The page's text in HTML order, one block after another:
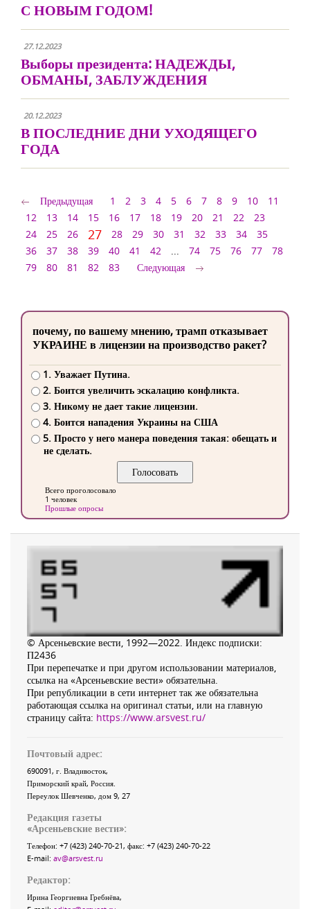
С НОВЫМ ГОДОМ!
27.12.2023
Выборы президента: НАДЕЖДЫ,
ОБМАНЫ, ЗАБЛУЖДЕНИЯ
20.12.2023
В ПОСЛЕДНИЕ ДНИ УХОДЯЩЕГО
ГОДА
Предыдущая 1 2 3 4 5 6 7 8 9 10
11
12
13 14 15 16 17 18 19 20 21 22
23
24
25 26 27 28 29 30 31 32 33 34
35
36
37 38 39 40 41 42 ... 74 75 76 77
78
79
80 81 82 83 Следующая
почему, по вашему мнению, трамп отказывает
УКРАИНЕ в лицензии на производство ракет?
1. Уважает Путина.
2. Боится увеличить эскалацию конфликта.
3. Никому не дает такие лицензии.
4. Боится нападения Украины на США
5. Просто у него манера поведения такая: обещать и
не сделать.
Всего проголосовало
1 человек
Прошлые опросы
© Арсеньевские вести, 1992—2022. Индекс подписки:
П2436
При перепечатке и при другом использовании материалов,
ссылка на «Арсеньевские вести» обязательна.
При републикации в сети интернет так же обязательна
работающая ссылка на оригинал статьи, или на главную
страницу сайта: https://www.arsvest.ru/
Почтовый адрес:
690091, г. Владивосток,
Приморский край, Россия
Переулок Шевченко, дом 9, 27
Редакция газеты
«Арсеньевские вести»:
Телефон: +7 (423) 240-70-21, факс: +7 (423) 240-70-22
E-mail: av@arsvest.ru
Редактор:
Ирина Георгиевна Гребнёва,